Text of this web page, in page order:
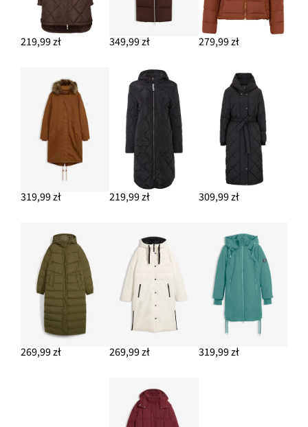
219,99 zł 349,99 zł 279,99 zł
319,99 zł 219,99 zł 309,99 zł
269,99 zł 269,99 zł 319,99 zł